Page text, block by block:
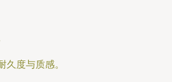
度与质感。